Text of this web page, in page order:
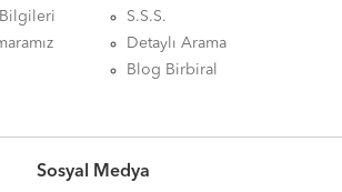
Bilgileri
S.S.S.
Detaylı Arama
Blog Birbiral
Sosyal Medya